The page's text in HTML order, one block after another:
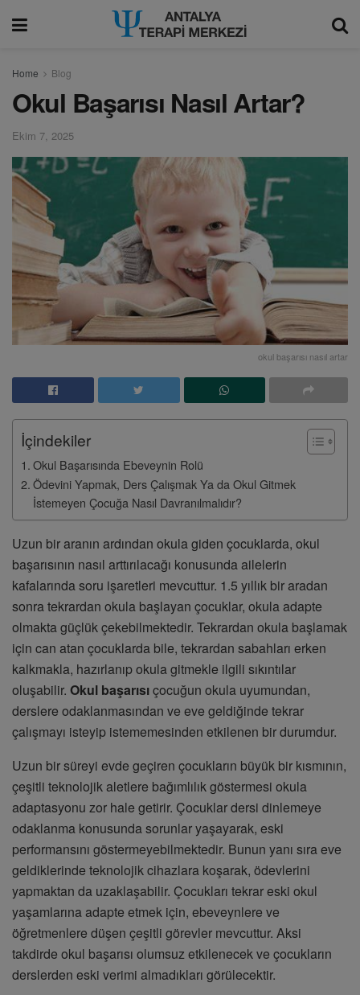
Home Blog
Okul Başarısı Nasıl Artar?
Ekim 7, 2025
okul başarısı nasıl artar
İçindekiler
Okul Başarısında Ebeveynin Rolü
Ödevini Yapmak, Ders Çalışmak Ya da Okul Gitmek
İstemeyen Çocuğa Nasıl Davranılmalıdır?
Uzun bir aranın ardından okula giden çocuklarda, okul
başarısının nasıl arttırılacağı konusunda ailelerin
kafalarında soru işaretleri mevcuttur. 1.5 yıllık bir aradan
sonra tekrardan okula başlayan çocuklar, okula adapte
olmakta güçlük çekebilmektedir. Tekrardan okula başlamak
için can atan çocuklarda bile, tekrardan sabahları erken
kalkmakla, hazırlanıp okula gitmekle ilgili sıkıntılar
oluşabilir. Okul başarısıçocuğun okula uyumundan,
derslere odaklanmasından ve eve geldiğinde tekrar
çalışmayı isteyip istememesinden etkilenen bir durumdur.
Uzun bir süreyi evde geçiren çocukların büyük bir kısmının,
çeşitli teknolojik aletlere bağımlılık göstermesi okula
adaptasyonu zor hale getirir. Çocuklar dersi dinlemeye
odaklanma konusunda sorunlar yaşayarak, eski
performansını göstermeyebilmektedir. Bunun yanı sıra eve
geldiklerinde teknolojik cihazlara koşarak, ödevlerini
yapmaktan da uzaklaşabilir. Çocukları tekrar eski okul
yaşamlarına adapte etmek için, ebeveynlere ve
öğretmenlere düşen çeşitli görevler mevcuttur. Aksi
takdirde okul başarısı olumsuz etkilenecek ve çocukların
derslerden eski verimi almadıkları görülecektir.
modal-check